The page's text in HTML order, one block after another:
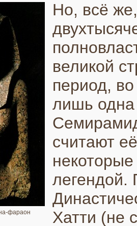
фараон
Но, всё
великой
период,
лишь одна
считают
легендой.
Хатти (не